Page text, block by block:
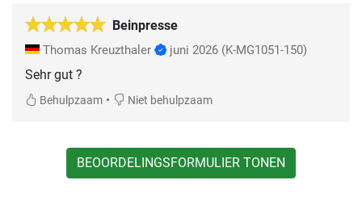
Beinpresse
Thomas Kreuzthaler juni 2026 (K-MG1051-150)
Sehr gut ?
Behulpzaam • Niet behulpzaam
BEOORDELINGSFORMULIER TONEN